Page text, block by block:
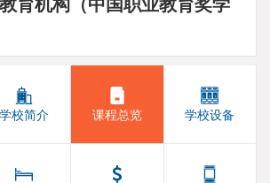
学校简介 课程总览 学校设备